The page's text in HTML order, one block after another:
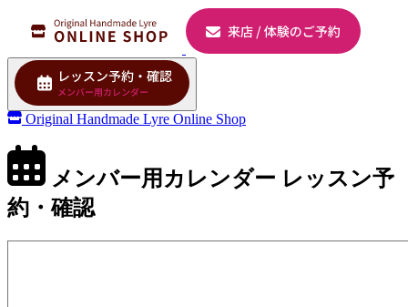
Original Handmade Lyre Online Shop
メンバー用カレンダー レッスン予
約・確認